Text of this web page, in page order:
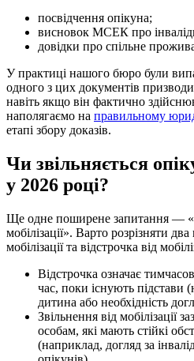
посвідчення опікуна;
висновок МСЕК про
довідки про спільне
У практиці нашого бюро були
одного з цих документів
навіть якщо він фактично
наполягаємо на правильному
етапі збору доказів.
Чи звільняється
у 2026 році?
Ще одне поширене запитання —
мобілізації». Варто розрізняти
мобілізації та відстрочка від
Відстрочка означає
час, поки існують підстави
дитина або необхідність
Звільнення від мобілізації
особам, які мають стійкі
(наприклад, догляд за